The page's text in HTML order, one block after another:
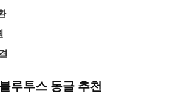
루투스 동글 추천